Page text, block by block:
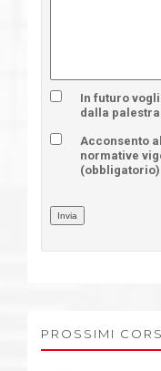
In futuro
dalla
Acconsento
normative
(obbligatorio)
Invia
PROSSIMI